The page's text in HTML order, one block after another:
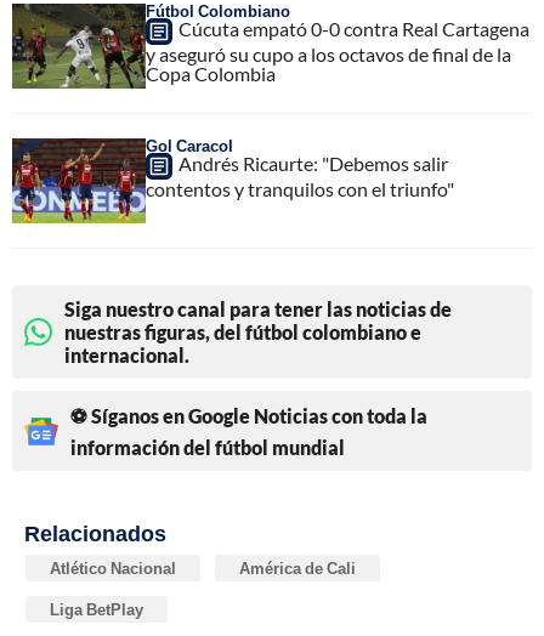
Fútbol Colombiano
Cúcuta empató 0-0 contra Real Cartagena
y aseguró su cupo a los octavos de final de la
Copa Colombia
Gol Caracol
Andrés Ricaurte: "Debemos salir
contentos y tranquilos con el triunfo"
Siga nuestro canal para tener las noticias de
nuestras figuras, del fútbol colombiano e
internacional.
⚽ Síganos en Google Noticias con toda la
información del fútbol mundial
Relacionados
Atlético Nacional América de Cali
Liga BetPlay